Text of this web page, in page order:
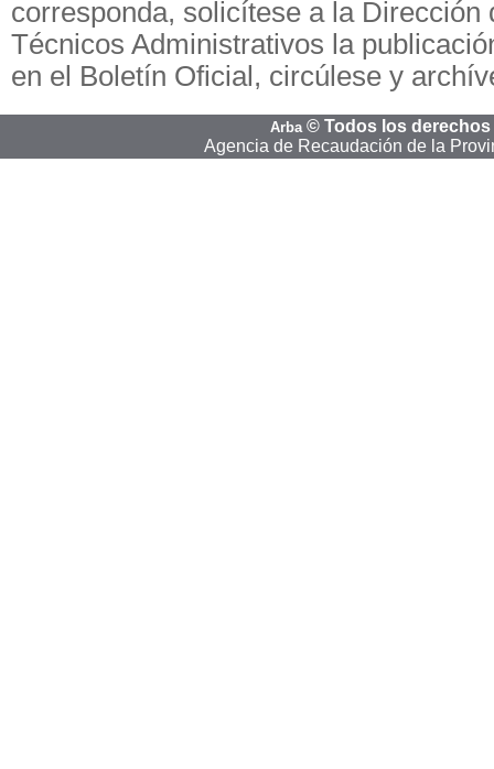
corresponda, solicítese a la Dirección
Técnicos Administrativos la
en el Boletín Oficial, circúlese y
Arba © Todos los
Agencia de Recaudación de la